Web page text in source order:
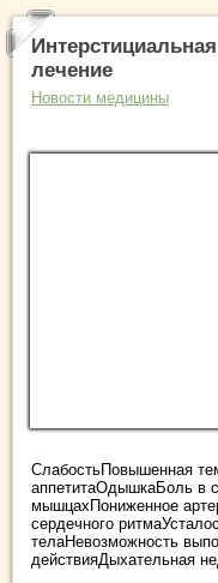
лечение
Новости медицины
СлабостьПовышенная
аппетитаОдышкаБоль в
мышцахПониженное
сердечного
телаНевозможность
действияДыхательная